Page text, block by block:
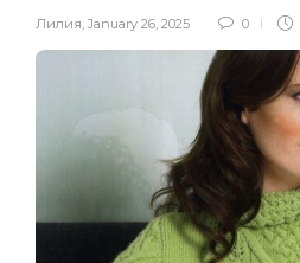
Лилия, January 26, 2025 0